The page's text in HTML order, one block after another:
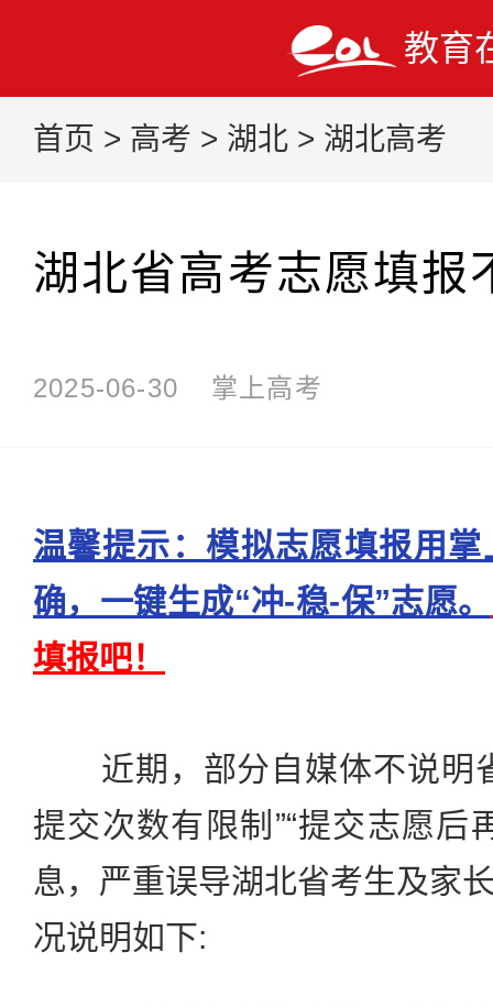
教育
首页 > 高考 > 湖北 > 湖北高考
湖北省高考志愿填报
2025-06-30 掌上高考
温馨提示：模拟志愿填报用
确，一键生成“冲-稳-保”志愿。
填报吧！
近期，部分自媒体不说明
提交次数有限制”“提交志愿后
息，严重误导湖北省考生及家
况说明如下: